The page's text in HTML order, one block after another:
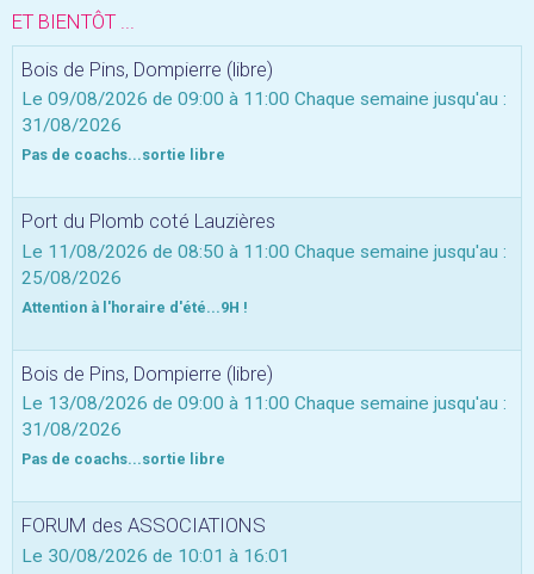
ET BIENTÔT ...
Bois de Pins, Dompierre (libre)
Le 09/08/2026 de 09:00 à 11:00 Chaque semaine jusqu'au :
31/08/2026
Pas de coachs...sortie libre
Port du Plomb coté Lauzières
Le 11/08/2026 de 08:50 à 11:00 Chaque semaine jusqu'au :
25/08/2026
Attention à l'horaire d'été...9H !
Bois de Pins, Dompierre (libre)
Le 13/08/2026 de 09:00 à 11:00 Chaque semaine jusqu'au :
31/08/2026
Pas de coachs...sortie libre
FORUM des ASSOCIATIONS
Le 30/08/2026 de 10:01 à 16:01